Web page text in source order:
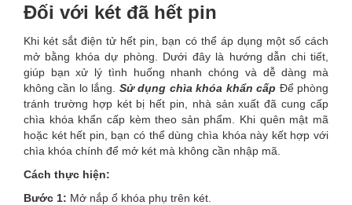
Đối với két đã hết pin
Khi két sắt điện tử hết pin, bạn có thể áp dụng một số cách
mở bằng khóa dự phòng. Dưới đây là hướng dẫn chi tiết,
giúp bạn xử lý tình huống nhanh chóng và dễ dàng mà
không cần lo lắng. Sử dụng chìa khóa khẩn cấp Để phòng
tránh trường hợp két bị hết pin, nhà sản xuất đã cung cấp
chìa khóa khẩn cấp kèm theo sản phẩm. Khi quên mật mã
hoặc két hết pin, bạn có thể dùng chìa khóa này kết hợp với
chìa khóa chính để mở két mà không cần nhập mã.
Cách thực hiện:
Bước 1: Mở nắp ổ khóa phụ trên két.